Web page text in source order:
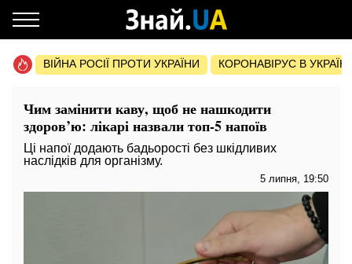
ВІЙНА РОСІЇ ПРОТИ УКРАЇНИ КОРОНАВІРУС В УКРАЇНІ
Чим замінити каву, щоб не нашкодити
здоров’ю: лікарі назвали топ-5 напоїв
Ці напої додають бадьорості без шкідливих
наслідків для організму.
5 липня, 19:50